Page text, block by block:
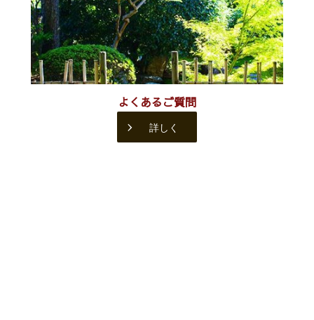
よくあるご質問
詳しく